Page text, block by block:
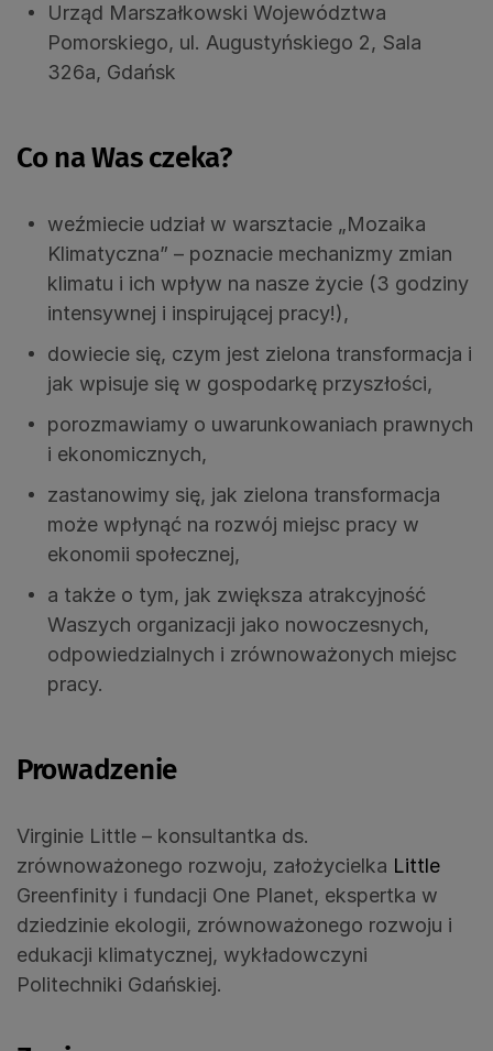
Urząd Marszałkowski Województwa
Pomorskiego, ul. Augustyńskiego 2, Sala
326a, Gdańsk
Co na Was czeka?
weźmiecie udział w warsztacie „Mozaika
Klimatyczna” – poznacie mechanizmy zmian
klimatu i ich wpływ na nasze życie (3 godziny
intensywnej i inspirującej pracy!),
dowiecie się, czym jest zielona transformacja i
jak wpisuje się w gospodarkę przyszłości,
porozmawiamy o uwarunkowaniach prawnych
i ekonomicznych,
zastanowimy się, jak zielona transformacja
może wpłynąć na rozwój miejsc pracy w
ekonomii społecznej,
a także o tym, jak zwiększa atrakcyjność
Waszych organizacji jako nowoczesnych,
odpowiedzialnych i zrównoważonych miejsc
pracy.
Prowadzenie
Virginie Little – konsultantka ds.
zrównoważonego rozwoju, założycielka Little
Greenfinity i fundacji One Planet, ekspertka w
dziedzinie ekologii, zrównoważonego rozwoju i
edukacji klimatycznej, wykładowczyni
Politechniki Gdańskiej.